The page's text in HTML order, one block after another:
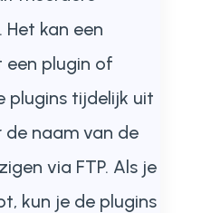
kan een
een plugin of
plugins tijdelijk uit
naam van de
via FTP. Als je
kun je de plugins